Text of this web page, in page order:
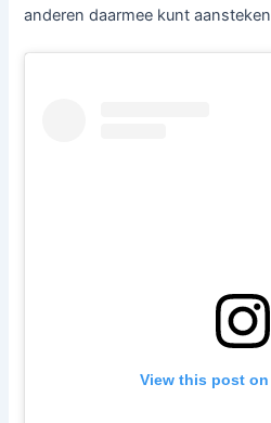
anderen daarmee kunt
View this post